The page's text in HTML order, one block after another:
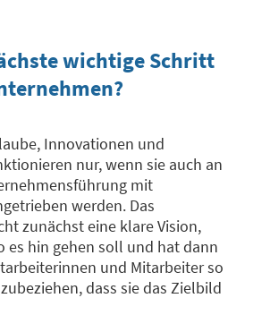
wichtige Schritt
Innovationen und
nur, wenn sie auch an
mit
werden. Das
zunächst eine klare Vision,
es hin gehen soll und hat dann
und Mitarbeiter so
dass sie das Zielbild